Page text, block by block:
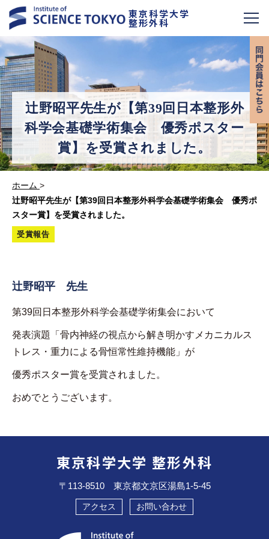
東京科学大学
整形外科
辻野昭平先生が【第39回日本整形外
科学会基礎学術集会 優秀ポスター
賞】を受賞されました。
ホーム >
辻野昭平先生が【第39回日本整形外科学会基礎学術集会 優秀ポ
スター賞】を受賞されました。
受賞報告
辻野昭平 先生
第39回日本整形外科学会基礎学術集会において
発表演題「骨内神経の視点から解き明かすメカニカルス
トレス・重力による骨恒常性維持機能」が
優秀ポスター賞を受賞されました。
おめでとうございます。
東京科学大学 整形外科
〒113-8510 東京都文京区湯島1-5-45
アクセス お問い合わせ